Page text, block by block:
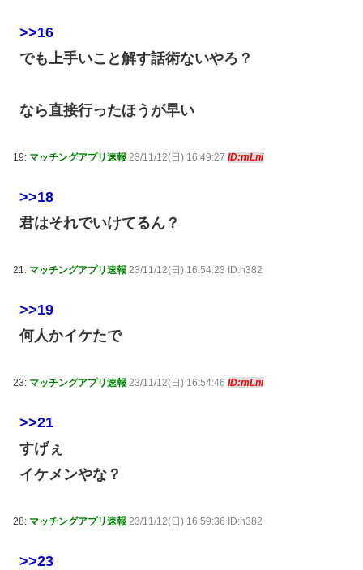
>>16
でも上手いこと解す話術ないやろ？
なら直接行ったほうが早い
19: マッチングアプリ速報 23/11/12(日) 16:49:27 ID:mLni
>>18
君はそれでいけてるん？
21: マッチングアプリ速報 23/11/12(日) 16:54:23 ID:h382
>>19
何人かイケたで
23: マッチングアプリ速報 23/11/12(日) 16:54:46 ID:mLni
>>21
すげぇ
イケメンやな？
28: マッチングアプリ速報 23/11/12(日) 16:59:36 ID:h382
>>23